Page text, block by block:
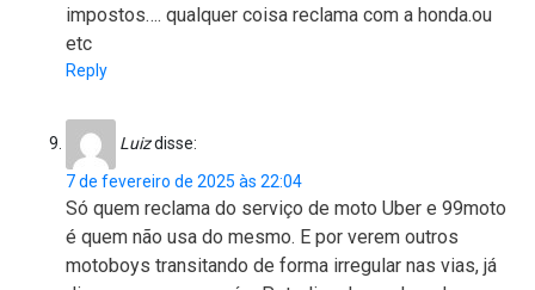
impostos…. qualquer coisa reclama com a honda.ou
etc
Reply
Luizdisse:
7 de fevereiro de 2025 às 22:04
Só quem reclama do serviço de moto Uber e 99moto
é quem não usa do mesmo. E por verem outros
motoboys transitando de forma irregular nas vias, já